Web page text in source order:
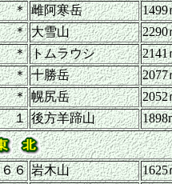
＊ 雌阿寒岳
1499
＊ 大雪山
2290
＊ トムラウシ
2141
＊ 十勝岳
2077
＊ 幌尻岳
2052
１ 後方羊蹄山
６６ 岩木山
1625